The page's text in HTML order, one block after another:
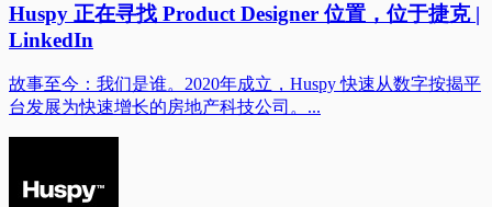
Huspy 正在寻找 Product Designer 位置，位于捷克 |
LinkedIn
故事至今：我们是谁。2020年成立，Huspy 快速从数字按揭平
台发展为快速增长的房地产科技公司。...